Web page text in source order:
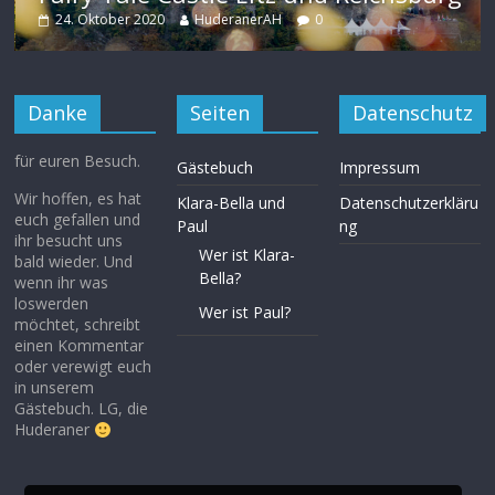
24. Oktober 2020 HuderanerAH 0
Danke
für euren Besuch.
Wir hoffen, es hat
euch gefallen und
ihr besucht uns
bald wieder. Und
wenn ihr was
loswerden
möchtet, schreibt
einen Kommentar
oder verewigt euch
in unserem
Gästebuch. LG, die
Huderaner
Seiten
Gästebuch
Klara-Bella und
Paul
Wer ist Klara-
Bella?
Wer ist Paul?
Datenschutz
Impressum
Datenschutzerkläru
ng